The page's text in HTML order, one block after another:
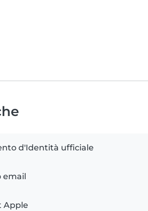
d'Identità ufficiale
email
Apple